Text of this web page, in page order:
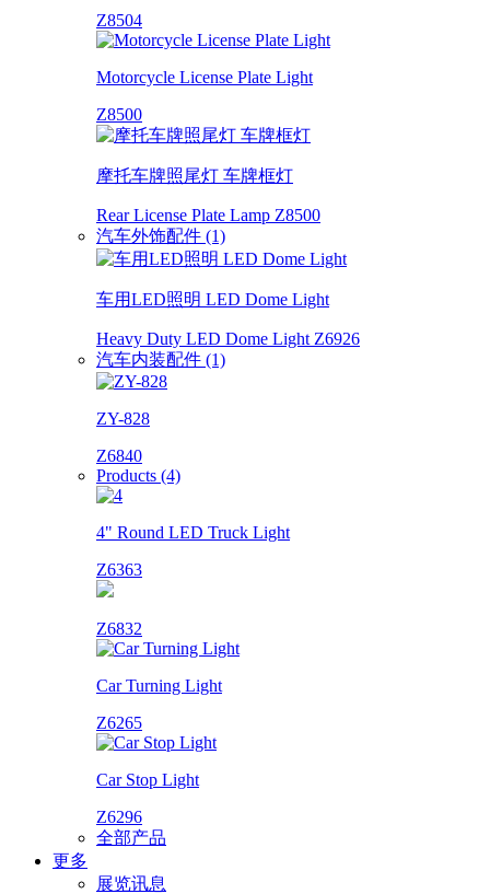
Z8504
Motorcycle License Plate Light
Z8500
摩托车牌照尾灯 车牌框灯
Rear License Plate Lamp Z8500
汽车外饰配件 (1)
车用LED照明 LED Dome Light
Heavy Duty LED Dome Light Z6926
汽车内装配件 (1)
ZY-828
Z6840
Products (4)
4" Round LED Truck Light
Z6363
Z6832
Car Turning Light
Z6265
Car Stop Light
Z6296
全部产品
更多
展览讯息